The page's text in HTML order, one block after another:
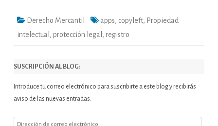
Derecho Mercantil apps, copyleft, Propiedad
intelectual , protección legal , registro
SUSCRIPCIÓN AL BLOG:
Introduce tu correo electrónico para suscribirte a este blog y recibirás
aviso de las nuevas entradas.
Dirección